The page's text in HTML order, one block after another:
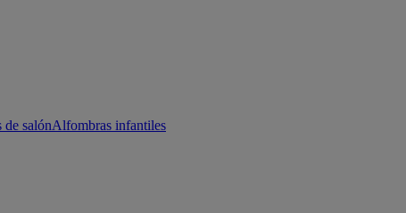
salónAlfombras infantiles